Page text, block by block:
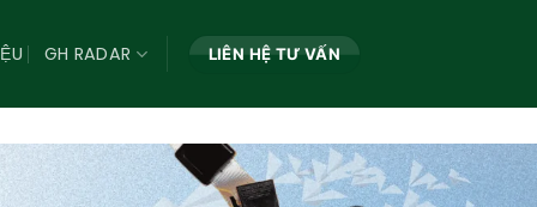
GH RADAR LIÊN HỆ TƯ VẤN